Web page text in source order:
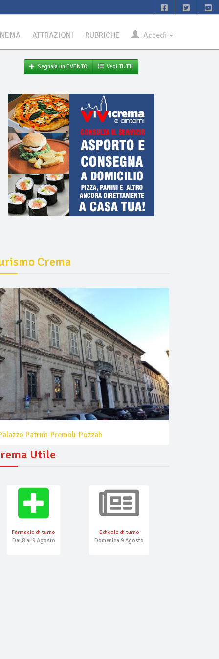
ATTRAZIONI RUBRICHE Accedi
Segnala un EVENTO Vedi TUTTI
Crema
Patrini-Premoli-Pozzali
Utile
Farmacie di turno
Dal 8 al 9 Agosto
Edicole di turno
Domenica 9 Agosto